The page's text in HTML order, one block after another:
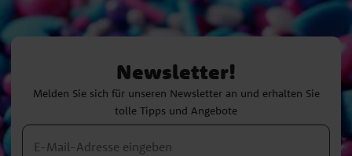
Newsletter!
Melden Sie sich für unseren Newsletter an und erhalten Sie
tolle Tipps und Angebote